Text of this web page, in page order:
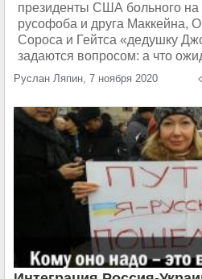
президенты США больного на
русофоба и друга Маккейна,
Сороса и Гейтса «дедушку
задаются вопросом: а что
Руслан Ляпин, 7 ноября 2020